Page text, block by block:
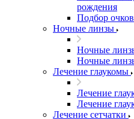
рождения
Подбор
Ночные линзы
Ночные
Ночные
Лечение глаукомы
Лечение
Лечение
Лечение сетчатки